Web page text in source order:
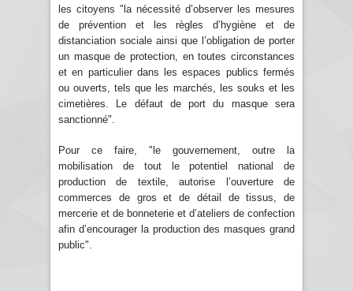
les citoyens "la nécessité d’observer les mesures
de prévention et les règles d’hygiène et de
distanciation sociale ainsi que l’obligation de porter
un masque de protection, en toutes circonstances
et en particulier dans les espaces publics fermés
ou ouverts, tels que les marchés, les souks et les
cimetières. Le défaut de port du masque sera
sanctionné".
Pour ce faire, "le gouvernement, outre la
mobilisation de tout le potentiel national de
production de textile, autorise l’ouverture de
commerces de gros et de détail de tissus, de
mercerie et de bonneterie et d’ateliers de confection
afin d’encourager la production des masques grand
public".